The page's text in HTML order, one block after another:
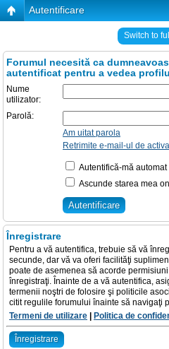
Autentificare
Switch to
Forumul necesită ca
autentificat pentru a vedea
Nume
utilizator:
Parolă:
Am uitat parola
Retrimite e-mail-ul de
Autentifică-mă
Ascunde starea mea
Înregistrare
Pentru a vă autentifica, trebuie să vă
secunde, dar vă va oferi facilităţi
poate de asemenea să acorde
înregistraţi. Înainte de a vă autentifica,
termenii noştri de folosire şi politicile
citit regulile forumului înainte să navigaţi
Termeni de utilizare
Politica de
Înregistrare